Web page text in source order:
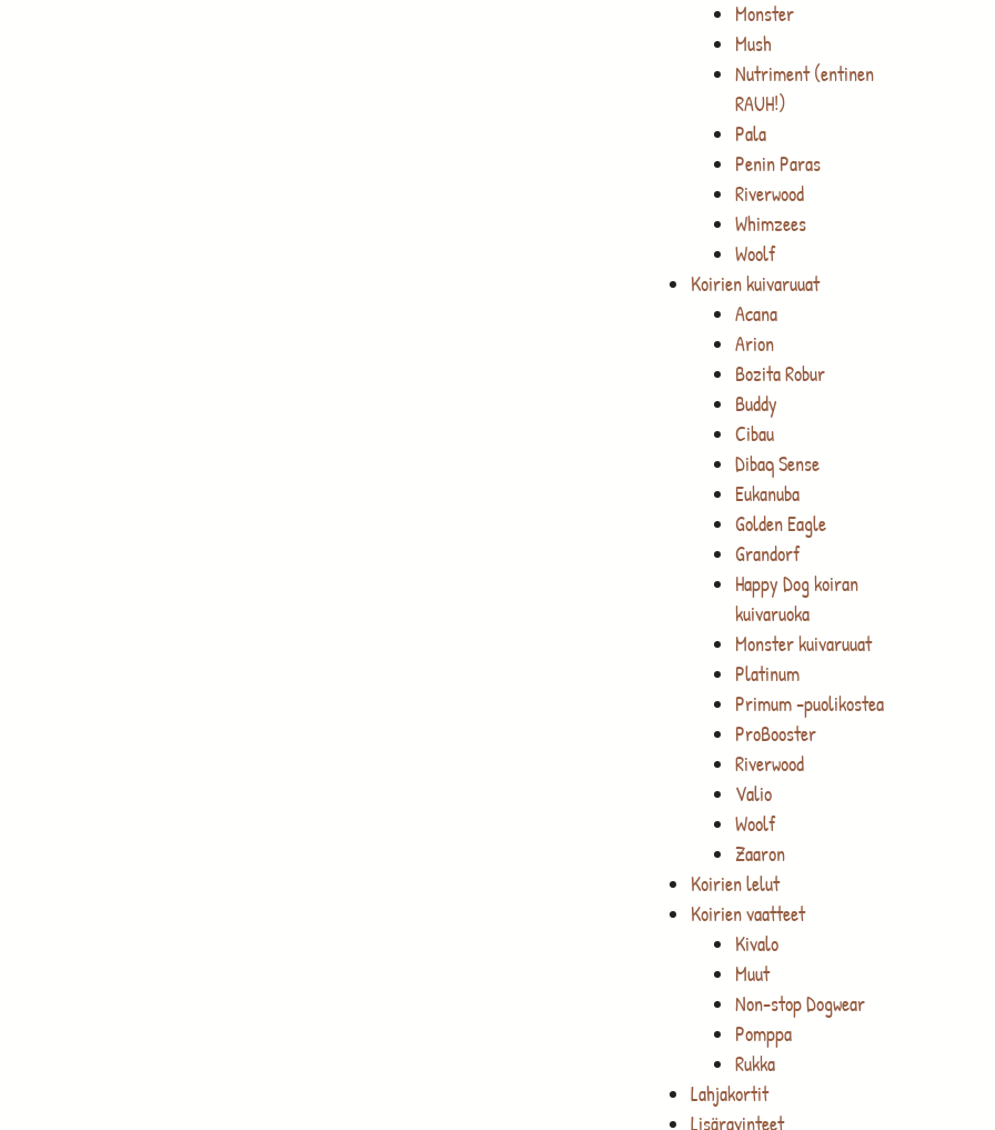
Monster
Mush
Nutriment (entinen
RAUH!)
Pala
Penin Paras
Riverwood
Whimzees
Woolf
Koirien kuivaruuat
Acana
Arion
Bozita Robur
Buddy
Cibau
Dibaq Sense
Eukanuba
Golden Eagle
Grandorf
Happy Dog koiran
kuivaruoka
Monster kuivaruuat
Platinum
Primum -puolikostea
ProBooster
Riverwood
Valio
Woolf
Zaaron
Koirien lelut
Koirien vaatteet
Kivalo
Muut
Non-stop Dogwear
Pomppa
Rukka
Lahjakortit
Lisäravinteet